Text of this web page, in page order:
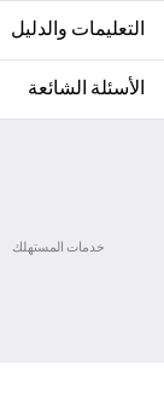
التعليمات والدليل
الأسئلة الشائعة
خدمات المستهلك